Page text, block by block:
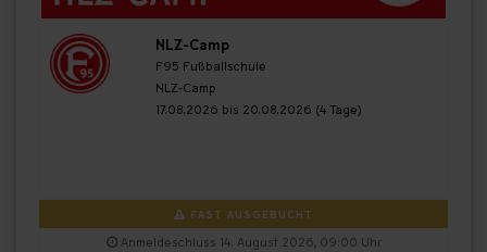
NLZ-Camp
F95 Fußballschule
NLZ-Camp
17.08.2026 bis 20.08.2026 (4 Tage)
FAST AUSGEBUCHT
Anmeldeschluss 14. August 2026, 09:00 Uhr